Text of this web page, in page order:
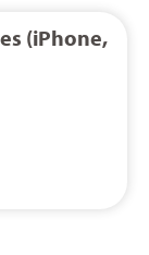
(iPhone,